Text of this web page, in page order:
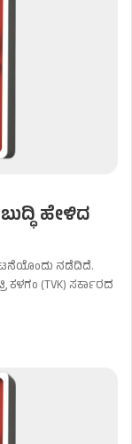
ಹೇಳಿದ
ನಡೆದಿದೆ.
(TVK) ಸರ್ಕಾರದ